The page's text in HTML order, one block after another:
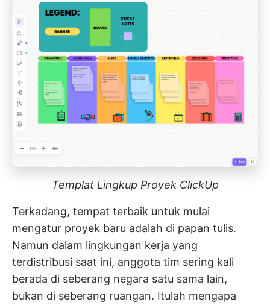
Templat Lingkup Proyek ClickUp
Terkadang, tempat terbaik untuk mulai
mengatur proyek baru adalah di papan tulis.
Namun dalam lingkungan kerja yang
terdistribusi saat ini, anggota tim sering kali
berada di seberang negara satu sama lain,
bukan di seberang ruangan. Itulah mengapa